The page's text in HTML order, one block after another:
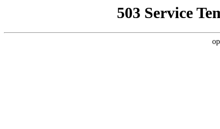
503 Service